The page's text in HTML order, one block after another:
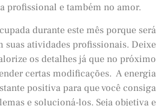
profissional e também no amor.
durante este mês porque será
suas atividades profissionais. Deixe
os detalhes já que no próximo
certas modificações. A energia
positiva para que você consiga
e solucioná-los. Seja objetiva e